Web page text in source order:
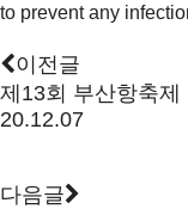
to prevent any
이전글
제13회 부산항축
20.12.07
다음글